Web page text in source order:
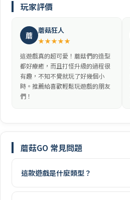
玩家評價
蘑 蘑菇狂人
★★★★★
這遊戲真的超可愛！蘑菇們的造型
都好療癒，而且打怪升級的過程很
有趣，不知不覺就玩了好幾個小
時。推薦給喜歡輕鬆玩遊戲的朋友
們！
蘑菇GO 常見問題
這款遊戲是什麼類型？